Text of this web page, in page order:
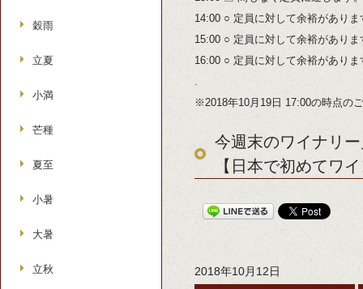
14:00 ○ 定員に対して余裕がありま
15:00 ○ 定員に対して余裕がありま
16:00 ○ 定員に対して余裕がありま
.
※2018年10月19日 17:00の時点の
今週末のワイナリ
【日本で初めてワ
2018年10月12日
穀雨
立夏
小満
芒種
夏至
小暑
大暑
立秋